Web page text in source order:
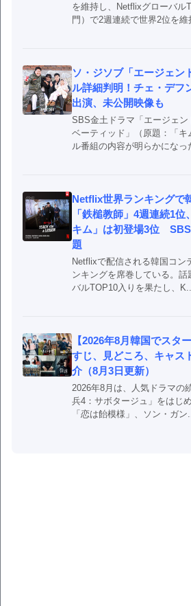
を維持し、Netflixグローバル
門）で2週連続で世界2位を維
ソ・ジソブ「エージェン
ル詳細判明！チェ・デフ
出演、未公開映像も
SBS金土ドラマ「エージェン
ベーティッド」（原題：「キ
ル番組の内容が明らかになっ
Netflix世界ランキングで
「鉄槌教師」4週連続1位
キム」は初登場3位
題
Netflixで配信される韓国コン
ンキングを席巻している。
バルTOP10入りを果たし、K...
【2026年8月韓国でスタ
すじ、見どころ、キャス
介（8月3日更新）
2026年8月は、人気ドラマの
兵4：サボタージュ」をはじ
「恋は飴模様」、ソン・ガン...